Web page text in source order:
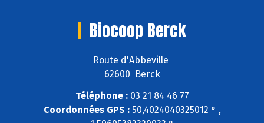
Biocoop Berck
Route d'Abbeville
62600 Berck
Téléphone :03 21 84 46 77
Coordonnées GPS :50,4024040325012 ° ,